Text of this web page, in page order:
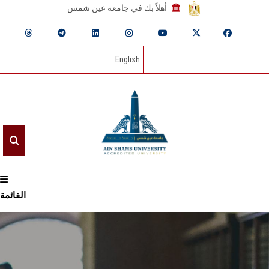
أهلاً بك في جامعة عين شمس
English
القائمة
عن الجامعة